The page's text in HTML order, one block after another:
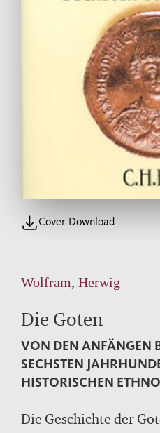
Cover Download
Wolfram, Herwig
Die Goten
VON DEN ANFÄNGEN
SECHSTEN
HISTORISCHEN
Die Geschichte der